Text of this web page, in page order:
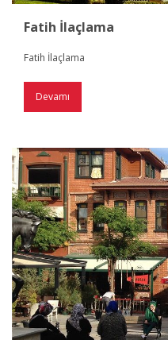
Fatih İlaçlama
Fatih İlaçlama
Devamı